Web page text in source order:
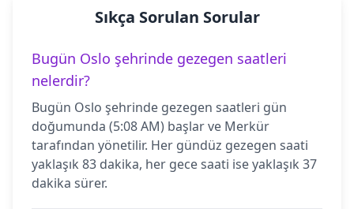
Sıkça Sorulan Sorular
Bugün Oslo şehrinde gezegen saatleri
nelerdir?
Bugün Oslo şehrinde gezegen saatleri gün
doğumunda (5:08 AM) başlar ve Merkür
tarafından yönetilir. Her gündüz gezegen saati
yaklaşık 83 dakika, her gece saati ise yaklaşık 37
dakika sürer.